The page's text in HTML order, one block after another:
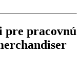
pre pracovnú